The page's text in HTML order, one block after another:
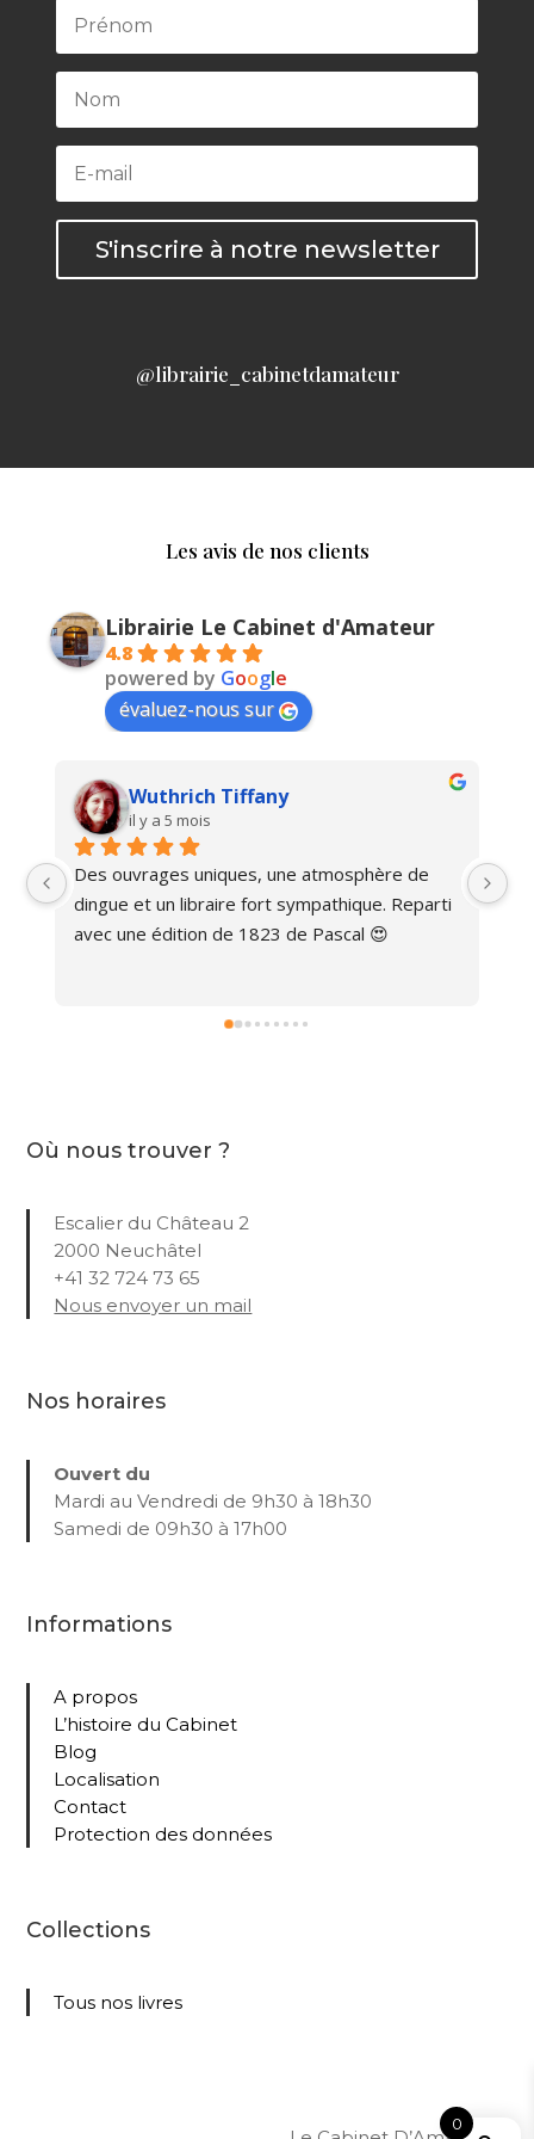
S'inscrire à notre newsletter
@librairie_cabinetdamateur
Les avis de nos clients
Librairie Le Cabinet d'Amateur
4.8
powered by Google
évaluez-nous sur
Wuthrich Tiffany
il y a 5 mois
Des ouvrages uniques, une atmosphère de
dingue et un libraire fort sympathique. Reparti
avec une édition de 1823 de Pascal 😍
Où nous trouver ?
Escalier du Château 2
2000 Neuchâtel
+41 32 724 73 65
Nous envoyer un mail
Nos horaires
Ouvert du
Mardi au Vendredi de 9h30 à 18h30
Samedi de 09h30 à 17h00
Informations
A propos
L’histoire du Cabinet
Blog
Localisation
Contact
Protection des données
Collections
Tous nos livres
0